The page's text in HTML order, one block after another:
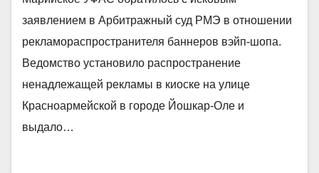
заявлением в Арбитражный суд РМЭ в отношении
рекламораспространителя баннеров вэйп-шопа.
Ведомство установило распространение
ненадлежащей рекламы в киоске на улице
Красноармейской в городе Йошкар-Оле и
выдало…